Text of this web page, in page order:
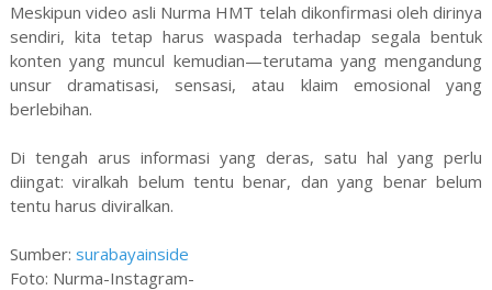
Meskipun video asli Nurma HMT telah dikonfirmasi oleh dirinya
sendiri, kita tetap harus waspada terhadap segala bentuk
konten yang muncul kemudian—terutama yang mengandung
unsur dramatisasi, sensasi, atau klaim emosional yang
berlebihan.
Di tengah arus informasi yang deras, satu hal yang perlu
diingat: viralkah belum tentu benar, dan yang benar belum
tentu harus diviralkan.
Sumber: surabayainside
Foto: Nurma-Instagram-